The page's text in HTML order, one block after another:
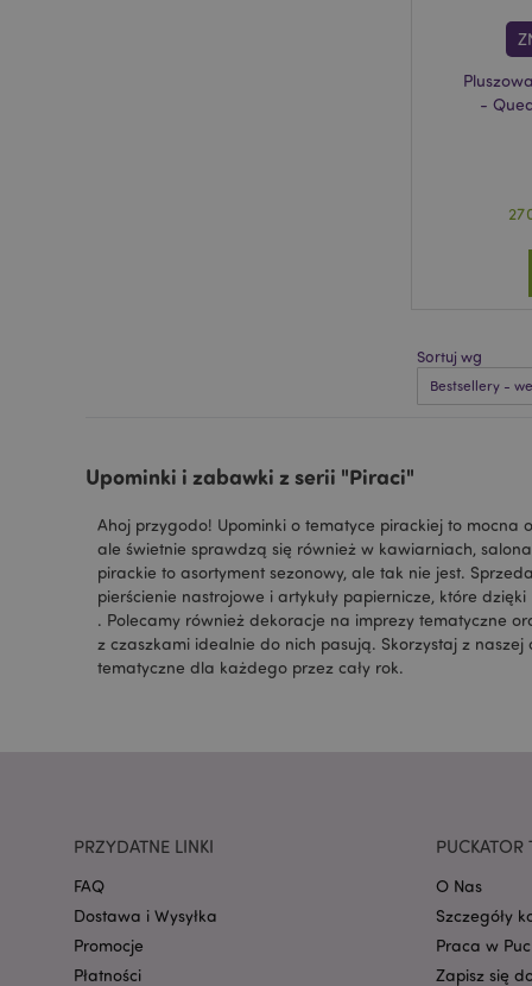
-
Sortuj wg
Upominki i zabawki z serii "Piraci"
Ahoj przygodo! Upominki o tematyce pirackiej to
ale świetnie sprawdzą się również w kawiarniach,
pirackie to asortyment sezonowy, ale tak nie jest.
pierścienie nastrojowe i artykuły papiernicze, które
. Polecamy również dekoracje na imprezy tematyczne
z czaszkami idealnie do nich pasują. Skorzystaj z
tematyczne dla każdego przez cały rok.
PRZYDATNE LINKI
FAQ
Dostawa i Wysyłka
Promocje
Płatności
PUCKATOR
O Nas
Szczegóły
Praca w
Zapisz się
mage-cache-sessid
section_data_ids
searchReport-log
twk_idm_key